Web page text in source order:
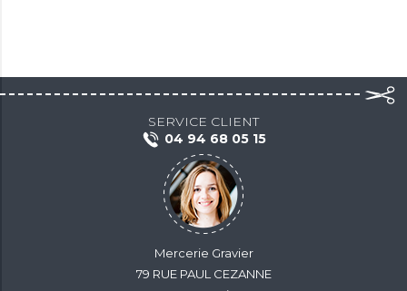
SERVICE CLIENT
04 94 68 05 15
Mercerie Gravier
79 RUE PAUL CEZANNE